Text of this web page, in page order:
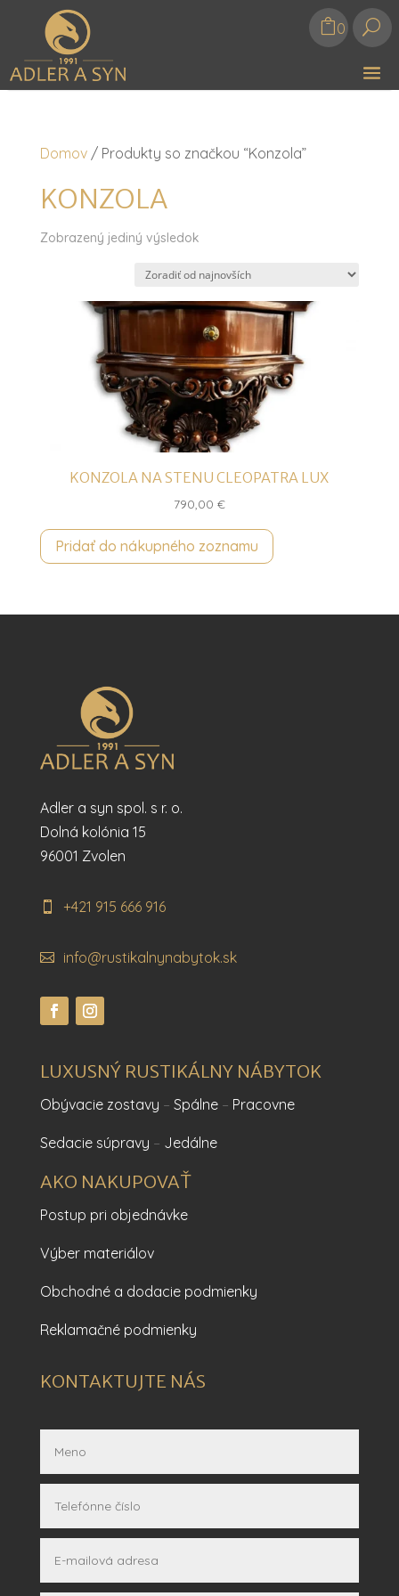
0 U
Domov/ Produkty so značkou “Konzola”
KONZOLA
Zobrazený jediný výsledok
KONZOLA NA STENU CLEOPATRA LUX
790,00 €
Pridať do nákupného zoznamu
Adler a syn spol. s r. o.
Dolná kolónia 15
96001 Zvolen
+421 915 666 916
info@rustikalnynabytok.sk
LUXUSNÝ RUSTIKÁLNY NÁBYTOK
Obývacie zostavy – Spálne– Pracovne
Sedacie súpravy – Jedálne
AKO NAKUPOVAŤ
Postup pri objednávke
Výber materiálov
Obchodné a dodacie podmienky
Reklamačné podmienky
KONTAKTUJTE NÁS